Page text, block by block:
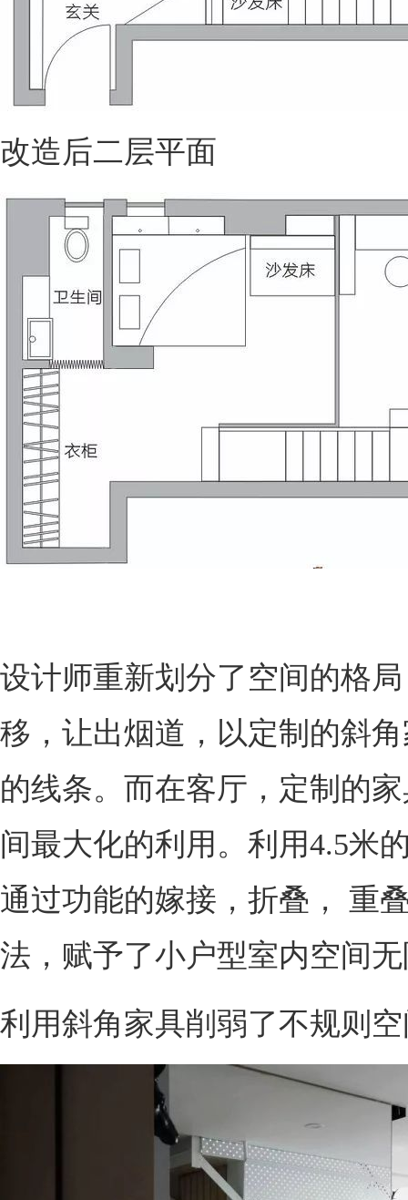
改造后二层平面
设计师重新划分了空间的格
移，让出烟道，以定制的斜
的线条。而在客厅，定制的
间最大化的利用。利用4.5米
通过功能的嫁接，折叠， 重
法，赋予了小户型室内空间
利用斜角家具削弱了不规则